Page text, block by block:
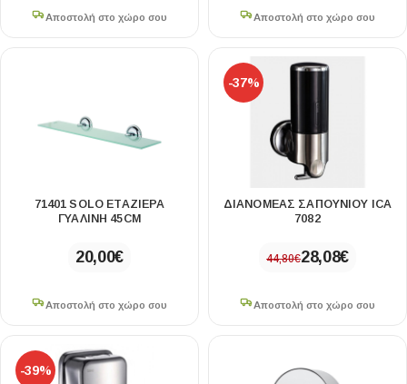
Αποστολή στο χώρο σου Αποστολή στο χώρο σου
71401 SOLO ΕΤΑΖΙΕΡΑ
ΓΥΑΛΙΝΗ 45CM
20,00€
Αποστολή στο χώρο σου
-37%
ΔΙΑΝΟΜΈΑΣ ΣΑΠΟΥΝΙΟΎ ICA
7082
44,80€28,08€
Αποστολή στο χώρο σου
-39%